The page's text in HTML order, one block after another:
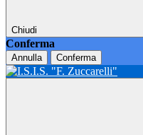
Chiudi
Conferma
Annulla Conferma